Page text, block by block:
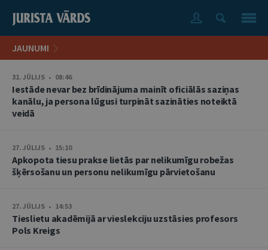
JAUNUMI
31. JŪLIJS • 08:46
Iestāde nevar bez brīdinājuma mainīt oficiālās saziņas
kanālu, ja persona lūgusi turpināt sazināties noteiktā
veidā
27. JŪLIJS • 15:10
Apkopota tiesu prakse lietās par nelikumīgu robežas
šķērsošanu un personu nelikumīgu pārvietošanu
27. JŪLIJS • 14:53
Tieslietu akadēmijā ar vieslekciju uzstāsies profesors
Pols Kreigs